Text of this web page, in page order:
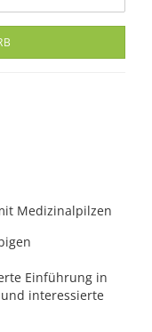
Medizinalpilzen
Einführung in
interessierte